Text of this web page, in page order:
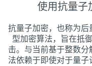
使用抗量子
抗量子加密，也称为
型加密算法，旨在抵
击。与当前基于整数
法依赖于即使对于量子